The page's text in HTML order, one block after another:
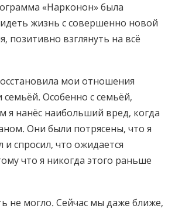
«Нарконон» была
жизнь с совершенно новой
позитивно взглянуть на всё
мои отношения
семьёй. Особенно с семьёй,
я нанёс наибольший вред, когда
Они были потрясены, что я
и спросил, что ожидается
что я никогда этого раньше
не могло. Сейчас мы даже ближе,